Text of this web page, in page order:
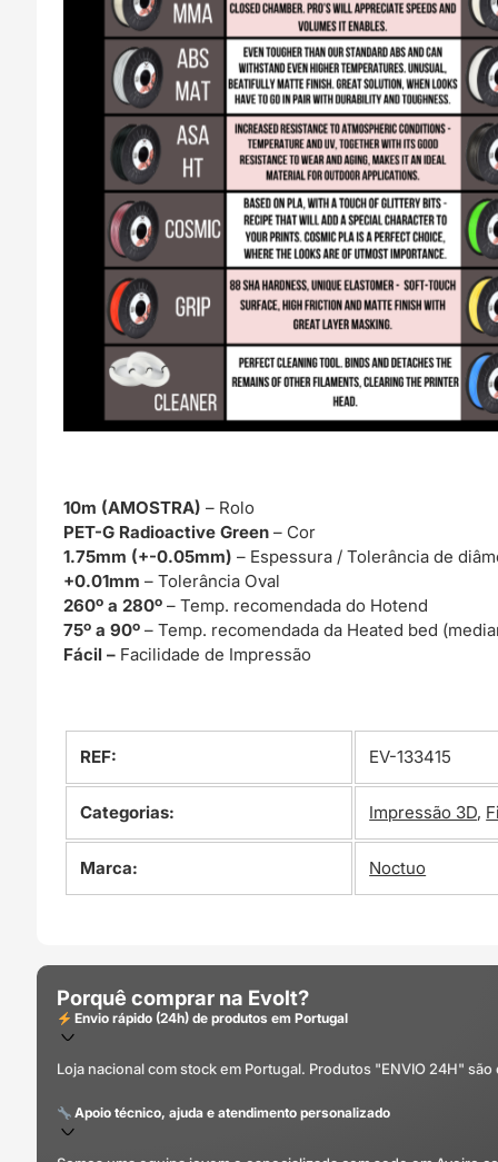
10m (AMOSTRA) – Rolo
PET-G Radioactive Green– Cor
1.75mm (+-0.05mm)– Espessura / Tolerância de
+0.01mm– Tolerância Oval
260º a 280º– Temp. recomendada do Hotend
75º a 90º– Temp. recomendada da Heated bed
Fácil – Facilidade de Impressão
REF: EV-133415
Categorias: Impressão 3D,
Marca: Noctuo
Porquê comprar na Evolt?
Envio rápido (24h) de produtos em Portugal
Loja nacional com stock em Portugal. Produtos "ENVIO 24H"
Apoio técnico, ajuda e atendimento personalizado